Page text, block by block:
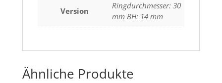
Version
Ringdurchmesser: 30
mm BH: 14 mm
Ähnliche Produkte